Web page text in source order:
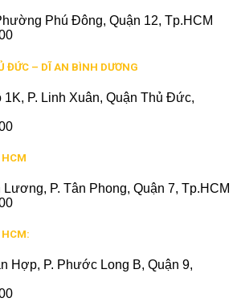
Phú Đông, Quận 12, Tp.HCM
ĐỨC – DĨ AN BÌNH DƯƠNG
1K, P. Linh Xuân, Quận Thủ Đức,
Lương, P. Tân Phong, Quận 7, Tp.HCM
Hợp, P. Phước Long B, Quận 9,